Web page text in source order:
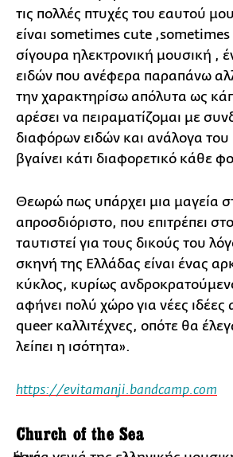
τις πολλές πτυχές του εαυτού
είναι sometimes cute ,sometimes
σίγουρα ηλεκτρονική μουσική ,
ειδών που ανέφερα παραπάνω
την χαρακτηρίσω απόλυτα ως
αρέσει να πειραματίζομαι με
διαφόρων ειδών και ανάλογα
βγαίνει κάτι διαφορετικό κάθε
Θεωρώ πως υπάρχει μια μαγεία
απροσδιόριστο, που επιτρέπει
ταυτιστεί για τους δικούς του
σκηνή της Ελλάδας είναι ένας
κύκλος, κυρίως
αφήνει πολύ χώρο για νέες ιδέες
queer καλλιτέχνες, οπότε θα
λείπει η ισότητα».
https://evitamanji.bandcamp.com
Church of the Sea